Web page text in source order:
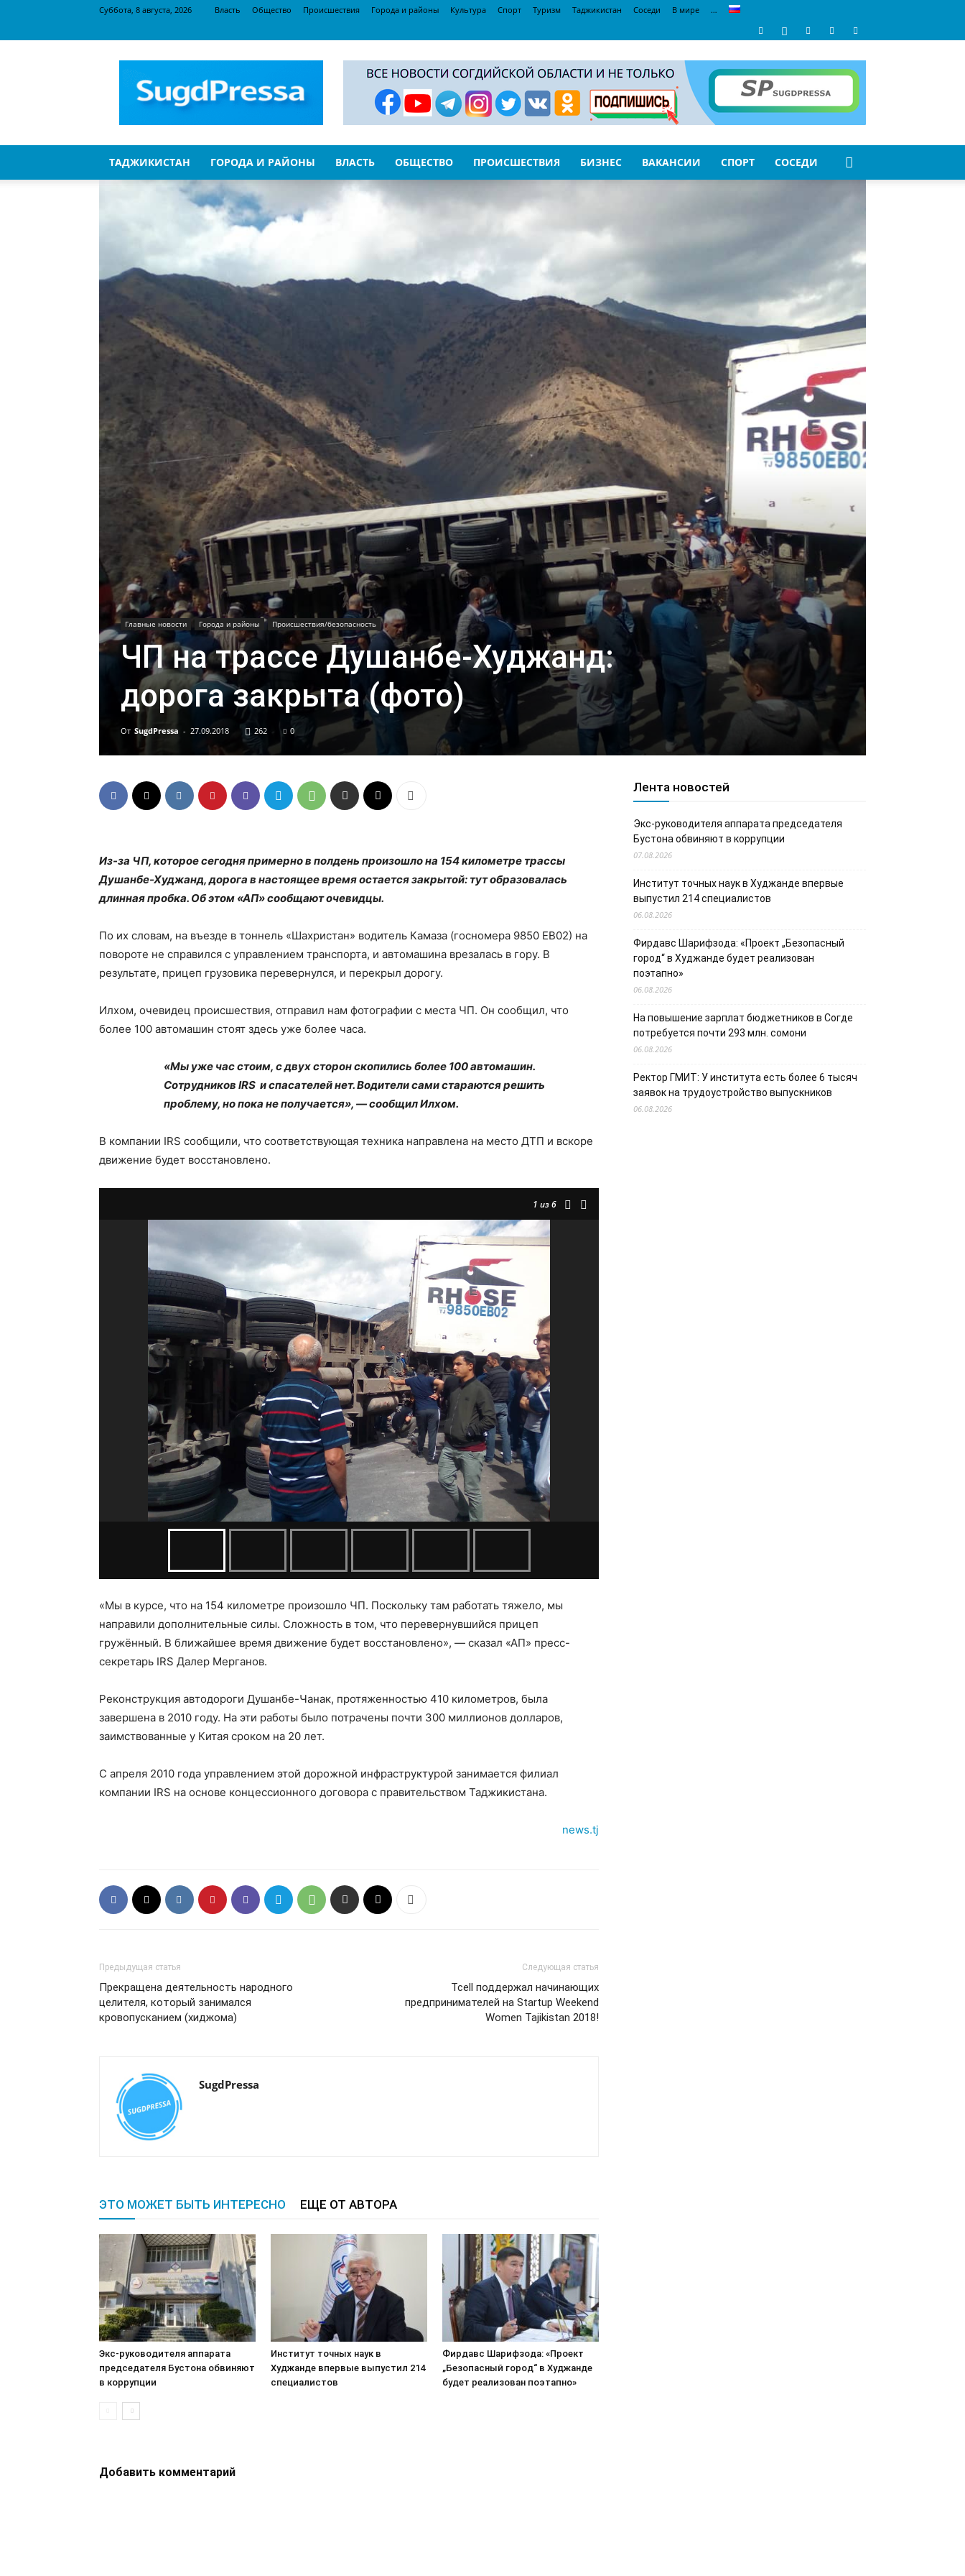
Суббота, 8 августа, 2026 Власть Общество Происшествия Города и районы Культура Спорт Туризм Таджикистан Соседи В мире …
ТАДЖИКИСТАН ГОРОДА И РАЙОНЫ ВЛАСТЬ ОБЩЕСТВО ПРОИСШЕСТВИЯ БИЗНЕС ВАКАНСИИ СПОРТ СОСЕДИ
Главные новости Города и районы Происшествия/безопасность
ЧП на трассе Душанбе-Худжанд:
дорога закрыта (фото)
От SugdPressa - 27.09.2018 262 0
Из-за ЧП, которое сегодня примерно в полдень произошло на 154 километре трассы
Душанбе-Худжанд, дорога в настоящее время остается закрытой: тут образовалась
длинная пробка. Об этом «АП» сообщают очевидцы.
По их словам, на въезде в тоннель «Шахристан» водитель Камаза (госномера 9850 ЕВ02) на
повороте не справился с управлением транспорта, и автомашина врезалась в гору. В
результате, прицеп грузовика перевернулся, и перекрыл дорогу.
Илхом, очевидец происшествия, отправил нам фотографии с места ЧП. Он сообщил, что
более 100 автомашин стоят здесь уже более часа.
«Мы уже час стоим, с двух сторон скопились более 100 автомашин.
Сотрудников IRS и спасателей нет. Водители сами стараются решить
проблему, но пока не получается», — сообщил Илхом.
В компании IRS сообщили, что соответствующая техника направлена на место ДТП и вскоре
движение будет восстановлено.
1 из 6
«Мы в курсе, что на 154 километре произошло ЧП. Поскольку там работать тяжело, мы
направили дополнительные силы. Сложность в том, что перевернувшийся прицеп
гружённый. В ближайшее время движение будет восстановлено», — сказал «АП» пресс-
секретарь IRS Далер Мерганов.
Реконструкция автодороги Душанбе-Чанак, протяженностью 410 километров, была
завершена в 2010 году. На эти работы было потрачены почти 300 миллионов долларов,
заимствованные у Китая сроком на 20 лет.
С апреля 2010 года управлением этой дорожной инфраструктурой занимается филиал
компании IRS на основе концессионного договора с правительством Таджикистана.
news.tj
Предыдущая статья
Прекращена деятельность народного
целителя, который занимался
кровопусканием (хиджома)
Следующая статья
Tcell поддержал начинающих
предпринимателей на Startup Weekend
Womеn Tajikistan 2018!
SugdPressa
ЭТО МОЖЕТ БЫТЬ ИНТЕРЕСНО ЕЩЕ ОТ АВТОРА
Экс-руководителя аппарата
председателя Бустона обвиняют
в коррупции
Институт точных наук в
Худжанде впервые выпустил 214
специалистов
Фирдавс Шарифзода: «Проект
„Безопасный город“ в Худжанде
будет реализован поэтапно»
Добавить комментарий
Лента новостей
Экс-руководителя аппарата председателя
Бустона обвиняют в коррупции
07.08.2026
Институт точных наук в Худжанде впервые
выпустил 214 специалистов
06.08.2026
Фирдавс Шарифзода: «Проект „Безопасный
город“ в Худжанде будет реализован
поэтапно»
06.08.2026
На повышение зарплат бюджетников в Согде
потребуется почти 293 млн. сомони
06.08.2026
Ректор ГМИТ: У института есть более 6 тысяч
заявок на трудоустройство выпускников
06.08.2026